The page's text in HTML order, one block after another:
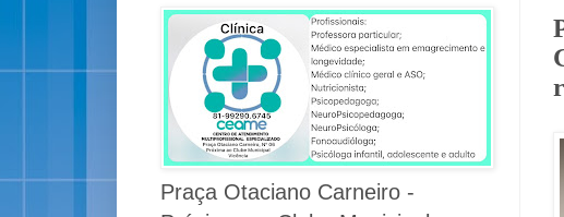
Praça Otaciano Carneiro -